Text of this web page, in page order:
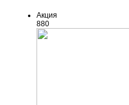
Акция
880